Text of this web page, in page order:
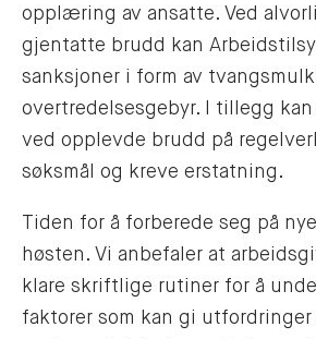
opplæring av ansatte. Ved
gjentatte brudd kan
sanksjoner i form av
overtredelsesgebyr. I tillegg
ved opplevde brudd på
søksmål og kreve erstatning.
Tiden for å forberede seg på
høsten. Vi anbefaler at
klare skriftlige rutiner for å
faktorer som kan gi utfordringer